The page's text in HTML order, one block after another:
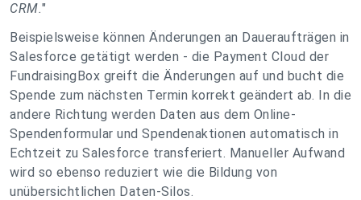
CRM."
Beispielsweise können Änderungen an Daueraufträgen in
Salesforce getätigt werden - die Payment Cloud der
FundraisingBox greift die Änderungen auf und bucht die
Spende zum nächsten Termin korrekt geändert ab. In die
andere Richtung werden Daten aus dem Online-
Spendenformular und Spendenaktionen automatisch in
Echtzeit zu Salesforce transferiert. Manueller Aufwand
wird so ebenso reduziert wie die Bildung von
unübersichtlichen Daten-Silos.